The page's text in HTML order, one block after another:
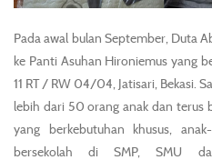
Pada awal bulan September, Duta
ke Panti Asuhan Hironiemus yang
11 RT / RW 04/04, Jatisari, Bekasi.
lebih dari 50 orang anak dan terus
yang berkebutuhan khusus,
bersekolah di SMP, SMU